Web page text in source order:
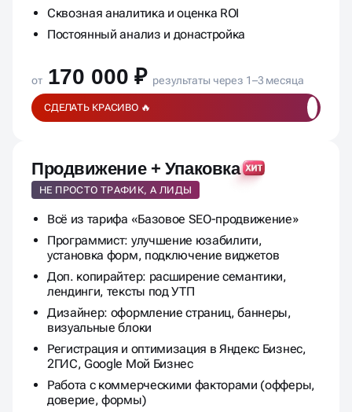
Сквозная аналитика и оценка ROI
Постоянный анализ и донастройка
от 170 000 ₽ результаты через 1–3 месяца
СДЕЛАТЬ КРАСИВО 🔥
Продвижение + Упаковка
НЕ ПРОСТО ТРАФИК, А ЛИДЫ
Всё из тарифа «Базовое SEO-продвижение»
Программист: улучшение юзабилити,
установка форм, подключение виджетов
Доп. копирайтер: расширение семантики,
лендинги, тексты под УТП
Дизайнер: оформление страниц, баннеры,
визуальные блоки
Регистрация и оптимизация в Яндекс Бизнес,
2ГИС, Google Мой Бизнес
Работа с коммерческими факторами (офферы,
доверие, формы)